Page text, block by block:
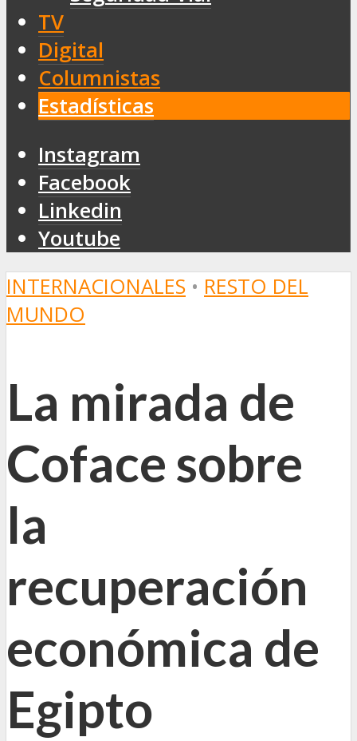
TV
Digital
Columnistas
Estadísticas
Instagram
Facebook
Linkedin
Youtube
INTERNACIONALES • RESTO DEL
MUNDO
La mirada de
Coface sobre
la
recuperación
económica de
Egipto